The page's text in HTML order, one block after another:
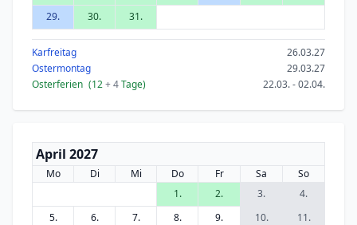
29.
30. 31.
Karfreitag
26.03.27
Ostermontag
29.03.27
Osterferien (12+ 4Tage) 22.03. - 02.04.
April 2027
Mo Di Mi Do Fr Sa
So
1.
2. 3.
4.
5.
6. 7. 8. 9. 10.
11.